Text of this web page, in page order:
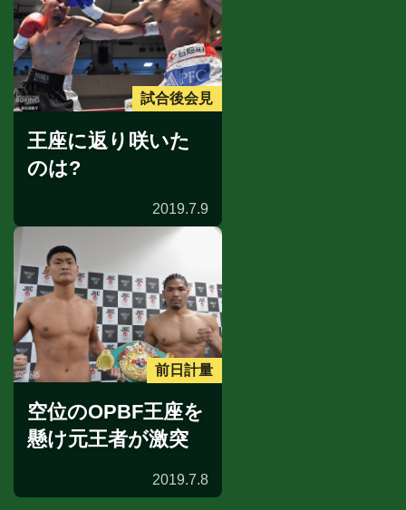
試合後会見
王座に返り咲いた
のは?
2019.7.9
前日計量
空位のOPBF王座を
懸け元王者が激突
2019.7.8